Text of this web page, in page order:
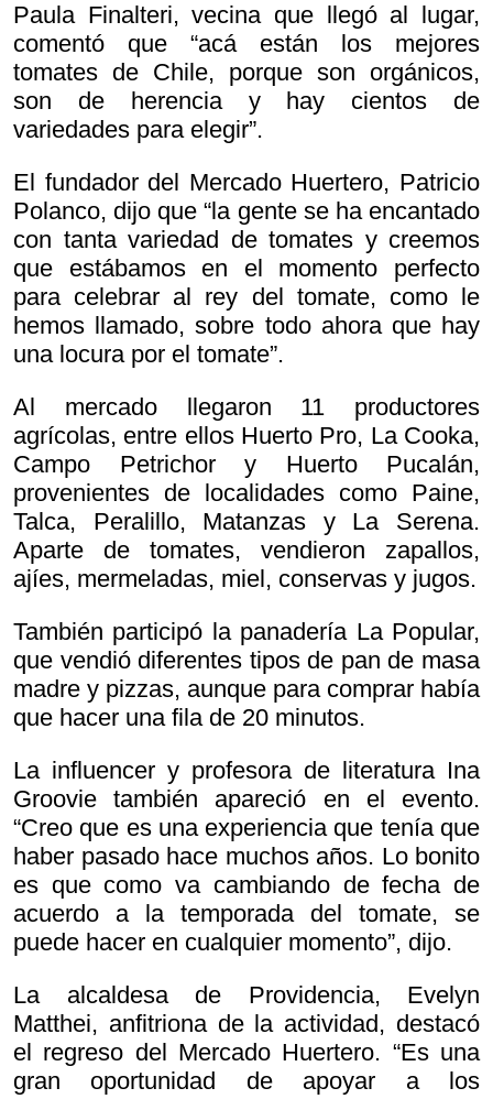
Paula Finalteri, vecina que llegó al lugar,
comentó que “acá están los mejores
tomates de Chile, porque son orgánicos,
son de herencia y hay cientos de
variedades para elegir”.
El fundador del Mercado Huertero, Patricio
Polanco, dijo que “la gente se ha encantado
con tanta variedad de tomates y creemos
que estábamos en el momento perfecto
para celebrar al rey del tomate, como le
hemos llamado, sobre todo ahora que hay
una locura por el tomate”.
Al mercado llegaron 11 productores
agrícolas, entre ellos Huerto Pro, La Cooka,
Campo Petrichor y Huerto Pucalán,
provenientes de localidades como Paine,
Talca, Peralillo, Matanzas y La Serena.
Aparte de tomates, vendieron zapallos,
ajíes, mermeladas, miel, conservas y jugos.
También participó la panadería La Popular,
que vendió diferentes tipos de pan de masa
madre y pizzas, aunque para comprar había
que hacer una fila de 20 minutos.
La influencer y profesora de literatura Ina
Groovie también apareció en el evento.
“Creo que es una experiencia que tenía que
haber pasado hace muchos años. Lo bonito
es que como va cambiando de fecha de
acuerdo a la temporada del tomate, se
puede hacer en cualquier momento”, dijo.
La alcaldesa de Providencia, Evelyn
Matthei, anfitriona de la actividad, destacó
el regreso del Mercado Huertero. “Es una
gran oportunidad de apoyar a los